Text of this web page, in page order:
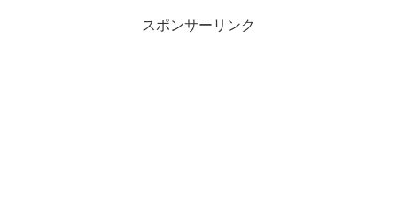
スポンサーリンク